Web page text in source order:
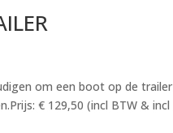
om een boot op de
€ 129,50 (incl BTW &